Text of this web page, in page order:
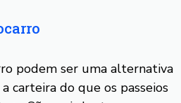
podem ser uma alternativa
carteira do que os passeios